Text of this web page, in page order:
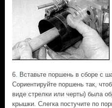
6. Вставьте поршень в сборе с
Сориентируйте поршень так,
виде стрелки или черты) была
крышки. Слегка постучите по